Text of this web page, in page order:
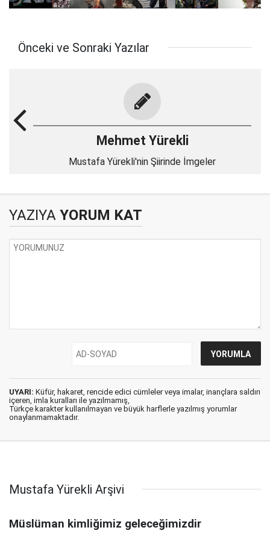
Önceki ve Sonraki Yazılar
Mehmet Yürekli
Mustafa Yürekli'nin Şiirinde İmgeler
YAZIYA YORUM KAT
UYARI: Küfür, hakaret, rencide edici cümleler veya imalar, inançlara saldırı
içeren, imla kuralları ile yazılmamış,
Türkçe karakter kullanılmayan ve büyük harflerle yazılmış yorumlar
onaylanmamaktadır.
Mustafa Yürekli Arşivi
Müslüman kimliğimiz geleceğimizdir